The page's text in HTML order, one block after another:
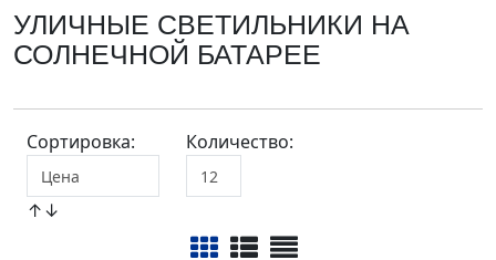
УЛИЧНЫЕ СВЕТИЛЬНИКИ НА
СОЛНЕЧНОЙ БАТАРЕЕ
Сортировка:
↑↓
Количество: